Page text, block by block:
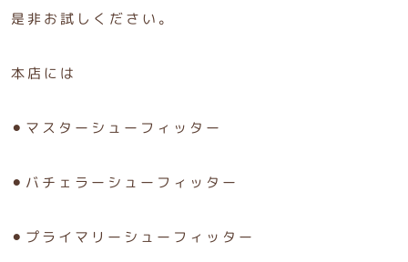
是非お試しください。
本店には
⚫︎マスターシューフィッター
⚫︎バチェラーシューフィッター
⚫︎プライマリーシューフィッター